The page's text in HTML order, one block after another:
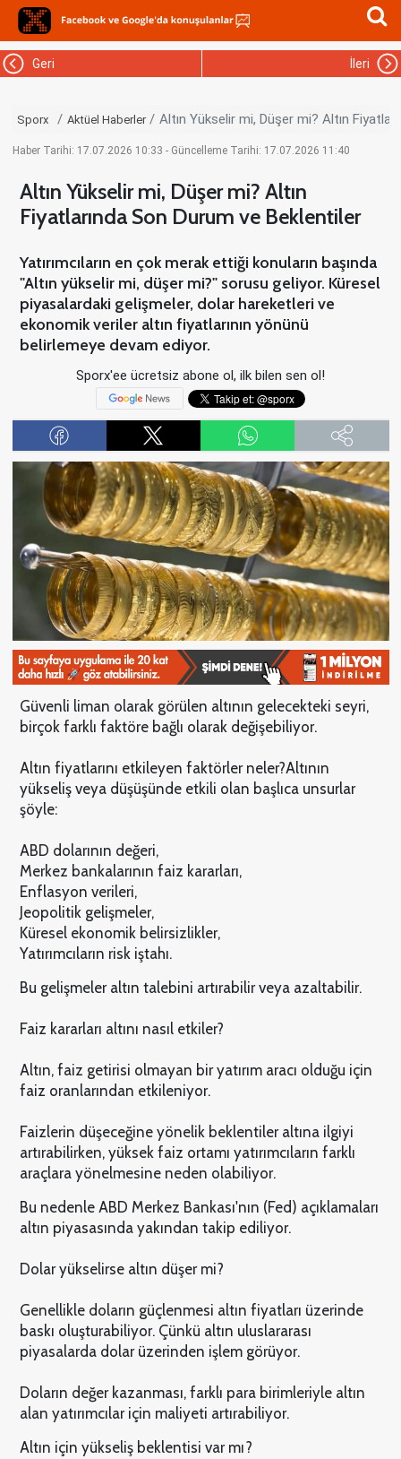
Geri İleri
Sporx Aktüel Haberler Altın Yükselir mi, Düşer mi? Altın
Haber Tarihi: 17.07.2026 10:33 - Güncelleme Tarihi: 17.07.2026 11:40
Altın Yükselir mi, Düşer mi? Altın
Fiyatlarında Son Durum ve Beklentiler
Yatırımcıların en çok merak ettiği konuların başında
"Altın yükselir mi, düşer mi?" sorusu geliyor. Küresel
piyasalardaki gelişmeler, dolar hareketleri ve
ekonomik veriler altın fiyatlarının yönünü
belirlemeye devam ediyor.
Sporx'ee ücretsiz abone ol, ilk bilen sen ol!
Güvenli liman olarak görülen altının gelecekteki seyri,
birçok farklı faktöre bağlı olarak değişebiliyor.
Altın fiyatlarını etkileyen faktörler neler?Altının
yükseliş veya düşüşünde etkili olan başlıca unsurlar
şöyle:
ABD dolarının değeri,
Merkez bankalarının faiz kararları,
Enflasyon verileri,
Jeopolitik gelişmeler,
Küresel ekonomik belirsizlikler,
Yatırımcıların risk iştahı.
Bu gelişmeler altın talebini artırabilir veya azaltabilir.
Faiz kararları altını nasıl etkiler?
Altın, faiz getirisi olmayan bir yatırım aracı olduğu için
faiz oranlarından etkileniyor.
Faizlerin düşeceğine yönelik beklentiler altına ilgiyi
artırabilirken, yüksek faiz ortamı yatırımcıların farklı
araçlara yönelmesine neden olabiliyor.
Bu nedenle ABD Merkez Bankası'nın (Fed) açıklamaları
altın piyasasında yakından takip ediliyor.
Dolar yükselirse altın düşer mi?
Genellikle doların güçlenmesi altın fiyatları üzerinde
baskı oluşturabiliyor. Çünkü altın uluslararası
piyasalarda dolar üzerinden işlem görüyor.
Doların değer kazanması, farklı para birimleriyle altın
alan yatırımcılar için maliyeti artırabiliyor.
Altın için yükseliş beklentisi var mı?